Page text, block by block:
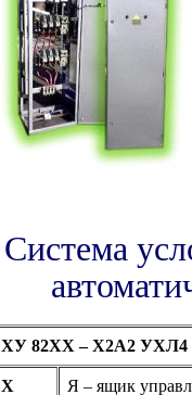
Система
ХУ 82ХХ – Х2А2 УХЛ4
Х Я – ящик